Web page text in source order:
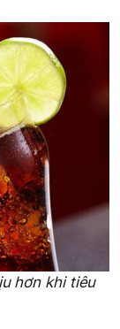
hơn khi tiêu